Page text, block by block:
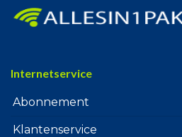
Internetservice
Abonnement
Klantenservice